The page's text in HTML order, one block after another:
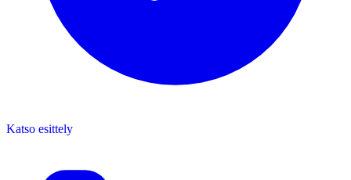
Katso esittely